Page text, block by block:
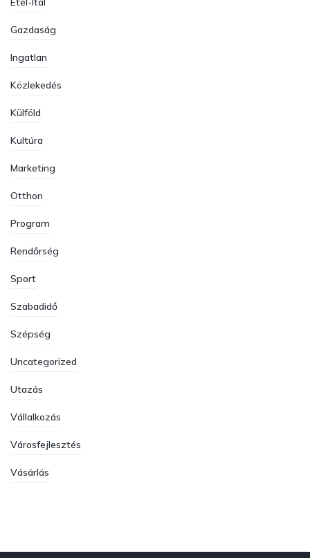
Gazdaság
Ingatlan
Közlekedés
Külföld
Kultúra
Marketing
Otthon
Program
Rendőrség
Sport
Szabadidő
Szépség
Uncategorized
Utazás
Vállalkozás
Városfejlesztés
Vásárlás